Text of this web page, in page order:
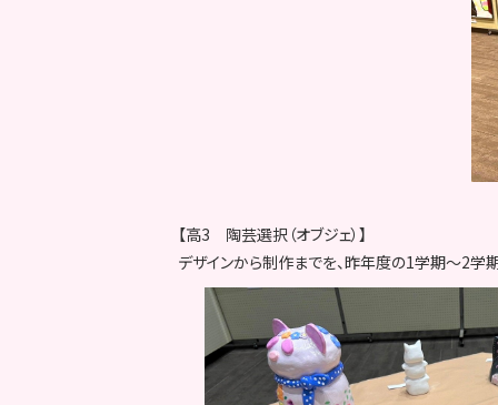
【高3 陶芸選択（オブジェ）】
デザインから制作までを、昨年度の1学期～2学